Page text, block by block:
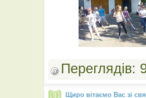
Щиро вітаємо Вас зі